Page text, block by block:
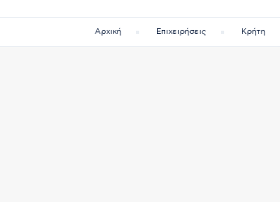
Αρχική Επιχειρήσεις Κρήτη